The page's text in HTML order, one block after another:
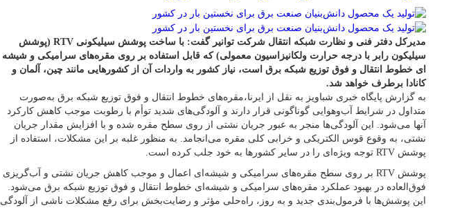
مدیرکل دفتر فنی و نظارت شبکه انتقال شرکت توانیر گفت: با ساخت پوشش سیلیکونی RTV (پوشش
سیلیکون رابر با درجه حرارت ولکانیزاسیون معمولی) که قابل استفاده بر روی مقره‌های سرامیکی و شیشه
ای خطوط انتقال و فوق توزیع شبکه برق است، نیاز کشور به واردات آن از کشورهایی مانند چین، آلمان و
کانادا برطرف خواهد شد.
به گزارش پایگاه خبری شباویز به نقل از ایرنا،مقره‌های خطوط انتقال و فوق توزیع شبکه برق به‌صورت
متداول در شرایط آب‌وهوایی گوناگونی قرار دارند و آلودگی‌های شدید توأم با رطوبت موجب کاهش کارکرد
آنها می‌شود. این آلودگی‌ها منجر به عبور جریان نشتی از روی سطح مقره شده و با افزایش مقدار جریان
نشتی، به وقوع قوس الکتریکی و خرابی کلی مقره می‌انجامد. به منظور غلبه بر این مشکلات، استفاده از
پوشش RTV توجه ویژه‌ای را در سایر کشورها به خود جلب کرده است.
پوشش RTV بر روی سطح مقره‌های سرامیکی و شیشه‌ای اعمال و موجب کاهش جریان نشتی و آب‌گریزی
فوق‌العاده در بهبود عملکرد مقره‌های سرامیکی و شیشه‌ای خطوط انتقال و فوق توزیع شبکه برق می‌شود.
این پوشش‌ها با فرمول‌بندی جدید و به روز، راه‌حلی مؤثر و رضایت‌بخش برای رفع مشکلات ناشی از آلودگی